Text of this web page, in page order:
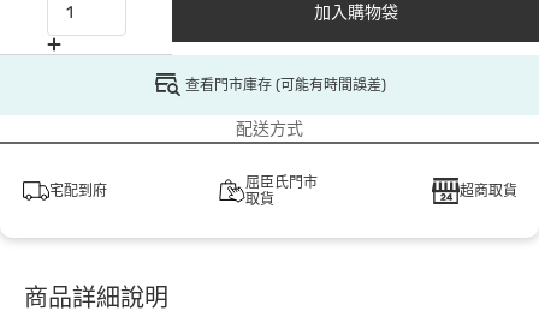
加入購物袋
查看門市庫存 (可能有時間誤差)
配送方式
宅配到府
屈臣氏門市
取貨
超商取貨
商品詳細說明